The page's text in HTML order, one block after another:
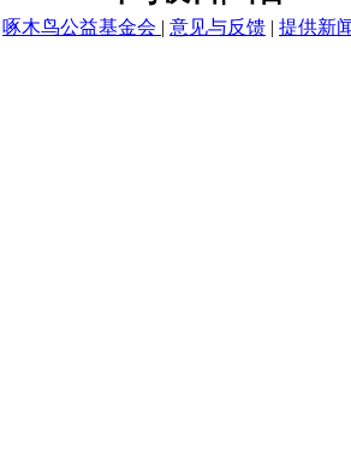
啄木鸟公益基金会 | 意见与反馈 | 提供新